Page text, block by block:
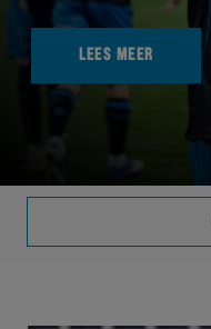
LEES MEER